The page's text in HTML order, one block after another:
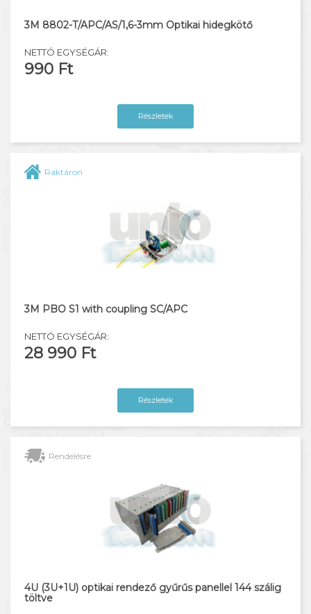
3M 8802-T/APC/AS/1,6-3mm Optikai hidegkötő
NETTÓ EGYSÉGÁR:
990 Ft
Részletek
Raktáron
3M PBO S1 with coupling SC/APC
NETTÓ EGYSÉGÁR:
28 990 Ft
Részletek
Rendelésre
4U (3U+1U) optikai rendező gyűrűs panellel 144 szálig
töltve